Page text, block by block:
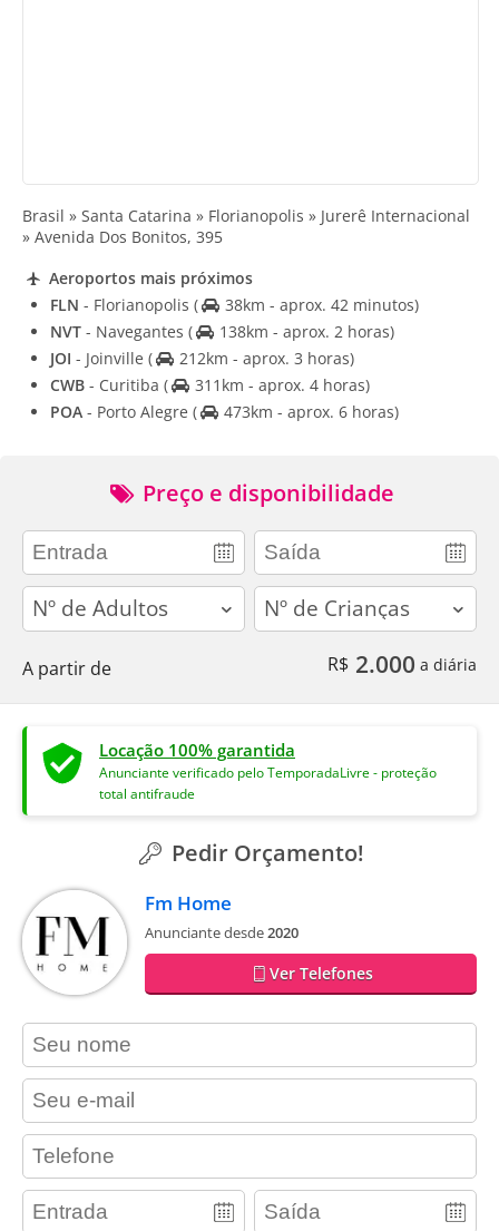
Brasil » Santa Catarina » Florianopolis » Jurerê Internacional
» Avenida Dos Bonitos, 395
Aeroportos mais próximos
FLN - Florianopolis (
38km - aprox. 42 minutos)
NVT - Navegantes (
138km - aprox. 2 horas)
JOI - Joinville (
212km - aprox. 3 horas)
CWB - Curitiba (
311km - aprox. 4 horas)
POA - Porto Alegre ( 473km - aprox. 6 horas)
Preço e disponibilidade
adults children
A partir de R$ 2.000 a diária
Locação 100% garantida
Anunciante verificado pelo TemporadaLivre - proteção
total antifraude
Pedir Orçamento!
Fm Home
Anunciante desde2020
Ver Telefones
contact_name
contact_email
contact_phone